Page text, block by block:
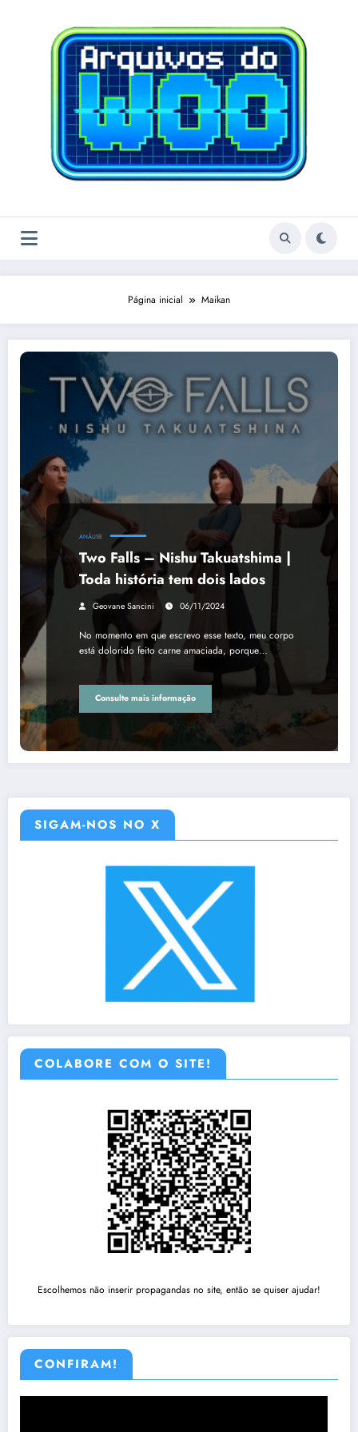
Página inicial Maikan
ANÁLISE
Two Falls – Nishu Takuatshima |
Toda história tem dois lados
Geovane Sancini 06/11/2024
No momento em que escrevo esse texto, meu corpo
está dolorido feito carne amaciada, porque…
Consulte mais informação
SIGAM-NOS NO X
COLABORE COM O SITE!
Escolhemos não inserir propagandas no site, então se quiser ajudar!
CONFIRAM!